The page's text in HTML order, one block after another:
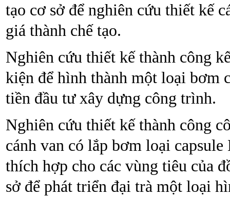
tạo cơ sở để nghiên cứu thiết kế
giá thành chế tạo.
Nghiên cứu thiết kế thành công
kiện để hình thành một loại bơm
tiền đầu tư xây dựng công trình.
Nghiên cứu thiết kế thành công
cánh van có lắp bơm loại
thích hợp cho các vùng tiêu của
sở để phát triển đại trà một loại